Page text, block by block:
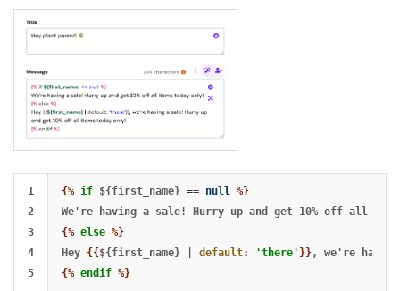
1
2
3
4
{% if ${first_name} == null %}
{% else %}
Hey {{${first_name} default: 'there' }}
{% endif %}